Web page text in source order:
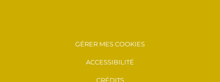
GÉRER MES COOKIES
ACCESSIBILITÉ
CRÉDITS